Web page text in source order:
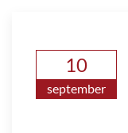
10
september